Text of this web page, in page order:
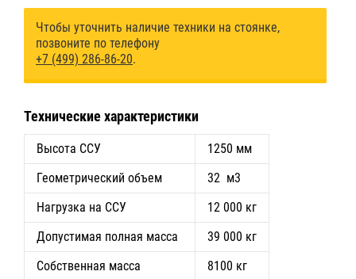
Чтобы уточнить наличие техники на стоянке,
позвоните по телефону
+7 (499) 286-86-20.
Технические характеристики
Высота ССУ
1250 мм
Геометрический объем
32 м3
Нагрузка на ССУ
12 000 кг
Допустимая полная масса
39 000 кг
Собственная масса
8100 кг